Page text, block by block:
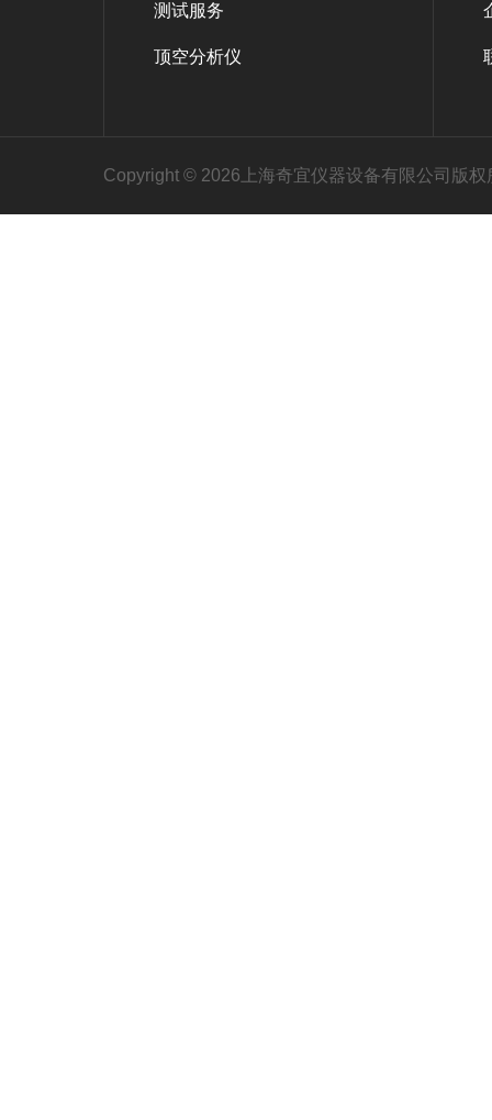
测试服务
顶空分析仪
Copyright © 2026上海奇宜仪器设备有限公司版